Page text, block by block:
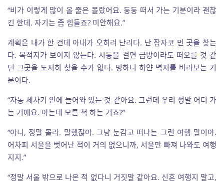
“비가 이렇게 많이 올 줄은 몰랐어요. 둥둥 떠서 가는 기분이라 괜찮
긴 한데. 자기는 좀 힘들죠? 미안해요.”
계획은 내가 한 건데 아내가 오히려 난리다. 난 잠자코 먼 곳을 찾는
다. 목적지가 보이지 않는다. 시동을 걸면 금방이라도 떠오를 것 같
던 그곳을 도저히 찾을 수가 없다. 멍하니 하얀 벽지를 바라보는 기
분이다.
“자동 세차기 안에 들어와 있는 것 같아요. 그런데 우리 정말 어디 가
는 거예요. 아는데 모른 척 하는 거죠?”
“아니, 정말 몰라. 말했잖아. 그냥 눈감고 떠나는 그런 여행 말이야.
어차피 서울을 벗어난 적이 거의 없으니까, 서울만 빠져 나와도 여행
지지.”
“정말 서울 밖으로 나온 적 없다니 거짓말 같아요. 신혼 여행지 말고,